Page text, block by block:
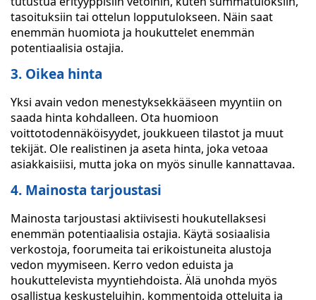
tasoituksiin tai ottelun lopputulokseen. Näin saat
enemmän huomiota ja houkuttelet enemmän
potentiaalisia ostajia.
3. Oikea hinta
Yksi avain vedon menestyksekkääseen myyntiin on
saada hinta kohdalleen. Ota huomioon
voittotodennäköisyydet, joukkueen tilastot ja muut
tekijät. Ole realistinen ja aseta hinta, joka vetoaa
asiakkaisiisi, mutta joka on myös sinulle kannattavaa.
4. Mainosta tarjoustasi
Mainosta tarjoustasi aktiivisesti houkutellaksesi
enemmän potentiaalisia ostajia. Käytä sosiaalisia
verkostoja, foorumeita tai erikoistuneita alustoja
vedon myymiseen. Kerro vedon eduista ja
houkuttelevista myyntiehdoista. Älä unohda myös
osallistua keskusteluihin, kommentoida otteluita ja